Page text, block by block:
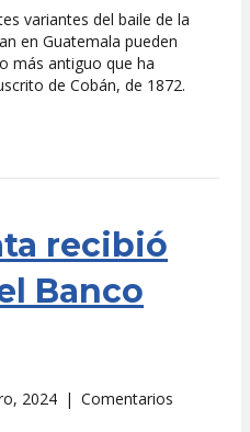
variantes del baile de la
en Guatemala pueden
más antiguo que ha
de Cobán, de 1872.
recibió
Banco
2024 | Comentarios